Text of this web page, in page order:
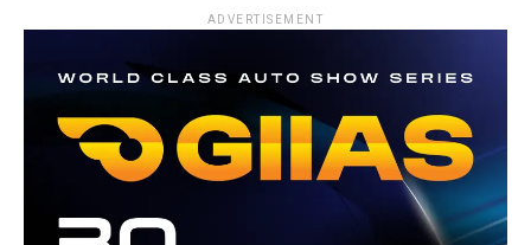
ADVERTISEMENT